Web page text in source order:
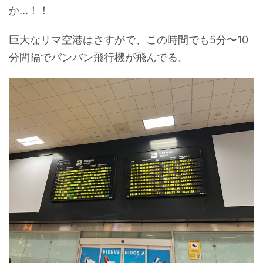
か...！！
巨大なリマ空港はさすがで、この時間でも5分〜10
分間隔でバンバン飛行機が飛んでる。